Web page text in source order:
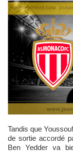
Tandis que Youssouf Fofana, ciblé par le PSG, dispose d'un bon
de sortie accordé
Ben Yedder va